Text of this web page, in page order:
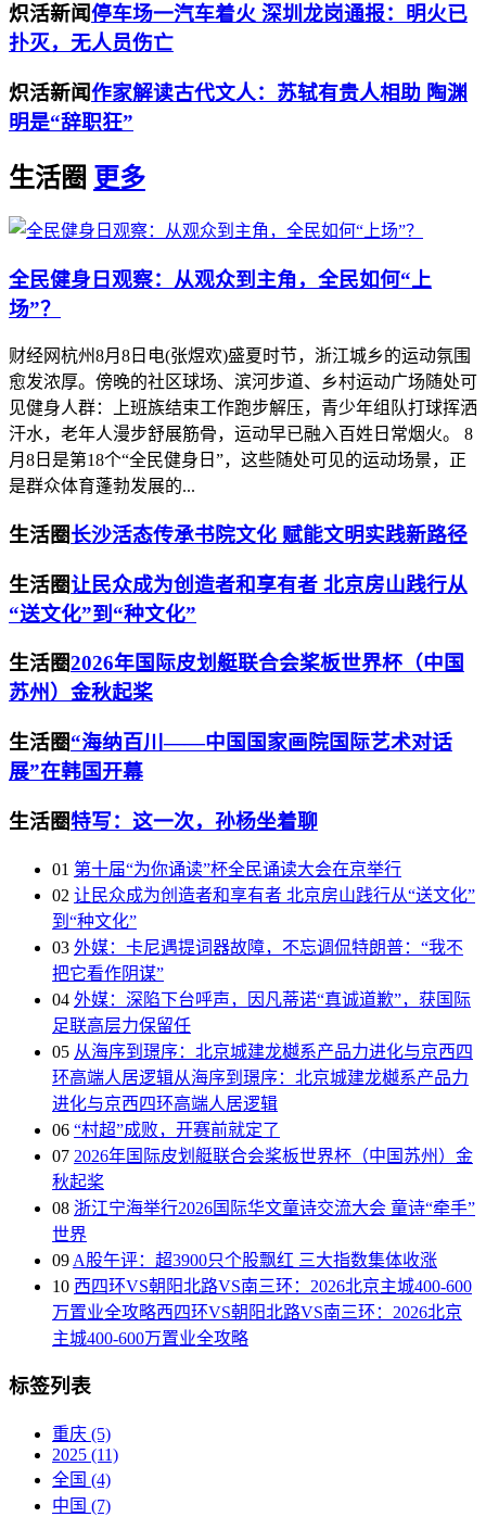
炽活新闻停车场一汽车着火 深圳龙岗通报：明火已
扑灭，无人员伤亡
炽活新闻作家解读古代文人：苏轼有贵人相助 陶渊
明是“辞职狂”
生活圈 更多
全民健身日观察：从观众到主角，全民如何“上
场”？
财经网杭州8月8日电(张煜欢)盛夏时节，浙江城乡的运动氛围
愈发浓厚。傍晚的社区球场、滨河步道、乡村运动广场随处可
见健身人群：上班族结束工作跑步解压，青少年组队打球挥洒
汗水，老年人漫步舒展筋骨，运动早已融入百姓日常烟火。 8
月8日是第18个“全民健身日”，这些随处可见的运动场景，正
是群众体育蓬勃发展的...
生活圈长沙活态传承书院文化 赋能文明实践新路径
生活圈让民众成为创造者和享有者 北京房山践行从
“送文化”到“种文化”
生活圈2026年国际皮划艇联合会桨板世界杯（中国
苏州）金秋起桨
生活圈“海纳百川——中国国家画院国际艺术对话
展”在韩国开幕
生活圈特写：这一次，孙杨坐着聊
01 第十届“为你诵读”杯全民诵读大会在京举行
02 让民众成为创造者和享有者 北京房山践行从“送文化”
到“种文化”
03 外媒：卡尼遇提词器故障，不忘调侃特朗普：“我不
把它看作阴谋”
04 外媒：深陷下台呼声，因凡蒂诺“真诚道歉”，获国际
足联高层力保留任
05 从海序到璟序：北京城建龙樾系产品力进化与京西四
环高端人居逻辑从海序到璟序：北京城建龙樾系产品力
进化与京西四环高端人居逻辑
06 “村超”成败，开赛前就定了
07 2026年国际皮划艇联合会桨板世界杯（中国苏州）金
秋起桨
08 浙江宁海举行2026国际华文童诗交流大会 童诗“牵手”
世界
09 A股午评：超3900只个股飘红 三大指数集体收涨
10 西四环VS朝阳北路VS南三环：2026北京主城400-600
万置业全攻略西四环VS朝阳北路VS南三环：2026北京
主城400-600万置业全攻略
标签列表
重庆 (5)
2025 (11)
全国 (4)
中国 (7)